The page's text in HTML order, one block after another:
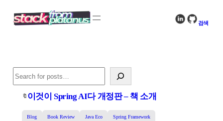
검색
🔖 이것이 Spring AI다 개정판 – 책 소개
Blog Book Review Java Eco Spring Framework